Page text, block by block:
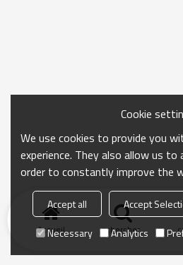
Accueil chercher
Cookie
We use cookies to provide you
experience. They also allow us to
order to constantly improve the
Accept all Accept
Necessary
Analytics